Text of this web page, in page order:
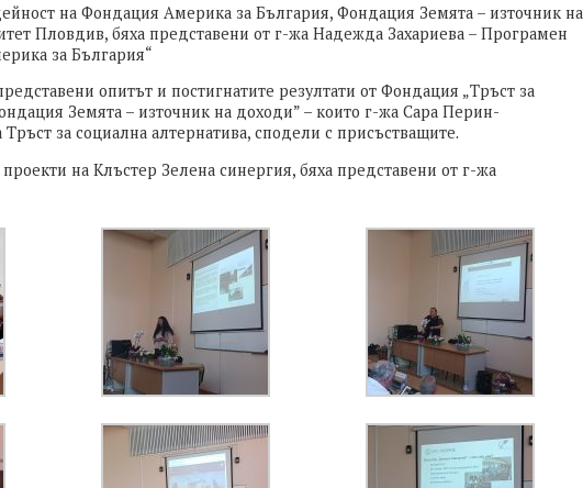
на Фондация Америка за България, Фондация Земята – източник на
Пловдив, бяха представени от г-жа Надежда Захариева – Програмен
за България“
опитът и постигнатите резултати от Фондация „Тръст за
Земята – източник на доходи” – които г-жа Сара Перин-
за социална алтернатива, сподели с присъстващите.
на Клъстер Зелена синергия, бяха представени от г-жа